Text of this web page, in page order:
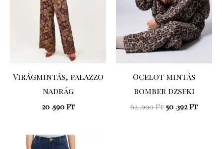
Virágmintás, palazzo
nadrág
20 .590 Ft
Ocelot mintás
bomber dzseki
62 .990Ft 50 .392Ft